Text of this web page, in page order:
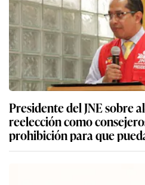
Presidente del JNE sobre
reelección como
prohibición para que